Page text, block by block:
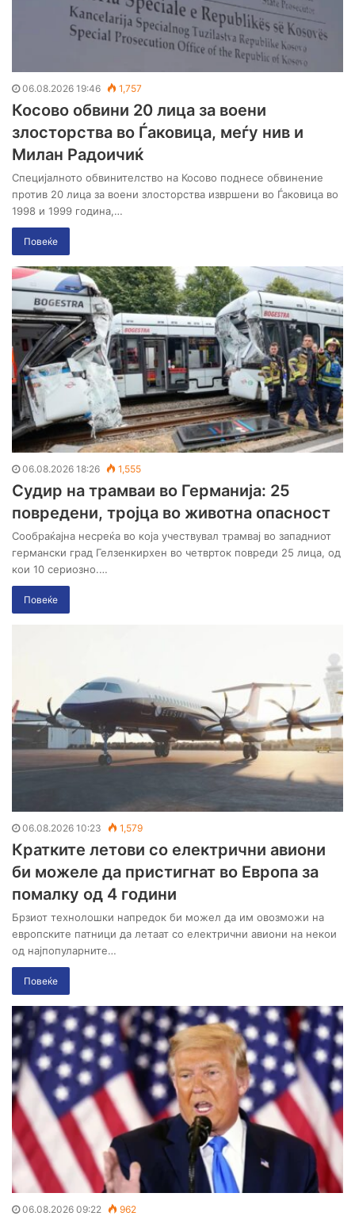
06.08.2026 19:46 1,757
Косово обвини 20 лица за воени
злосторства во Ѓаковица, меѓу нив и
Милан Радоичиќ
Специјалното обвинителство на Косово поднесе обвинение
против 20 лица за воени злосторства извршени во Ѓаковица во
1998 и 1999 година,…
Повеќе
06.08.2026 18:26 1,555
Судир на трамваи во Германија: 25
повредени, тројца во животна опасност
Сообраќајна несреќа во која учествувал трамвај во западниот
германски град Гелзенкирхен во четврток повреди 25 лица, од
кои 10 сериозно.…
Повеќе
06.08.2026 10:23 1,579
Кратките летови со електрични авиони
би можеле да пристигнат во Европа за
помалку од 4 години
Брзиот технолошки напредок би можел да им овозможи на
европските патници да летаат со електрични авиони на некои
од најпопуларните…
Повеќе
06.08.2026 09:22 962